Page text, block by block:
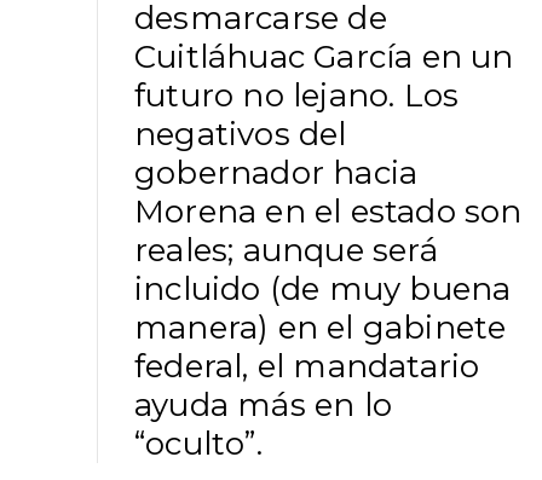
desmarcarse de
Cuitláhuac García en un
futuro no lejano. Los
negativos del
gobernador hacia
Morena en el estado son
reales; aunque será
incluido (de muy buena
manera) en el gabinete
federal, el mandatario
ayuda más en lo
“oculto”.